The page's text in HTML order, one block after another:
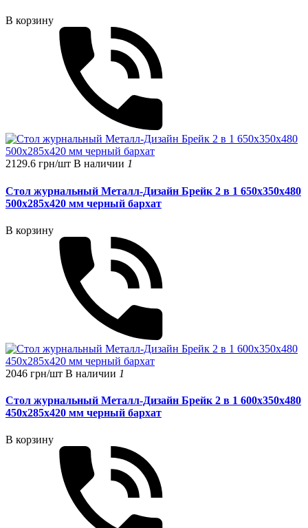
В корзину
2129.6 грн/шт В наличии 1
Стол журнальный Металл-Дизайн Брейк 2 в 1 650х350х480
500х285х420 мм черный бархат
В корзину
2046 грн/шт В наличии 1
Стол журнальный Металл-Дизайн Брейк 2 в 1 600х350х480
450х285х420 мм черный бархат
В корзину